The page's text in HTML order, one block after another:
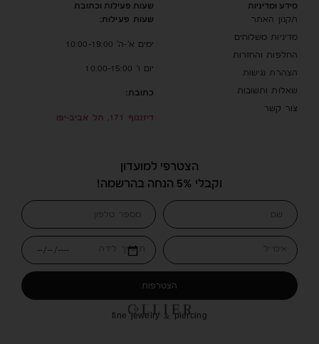
מידע ומדיניות
תקנון האתר
מדיניות משלוחים
החלפות והחזרות
הצהרת נגישות
שאלות ותשובות
צור קשר
שעות פעילות וכתובת
שעות פעילות:
ימים א’-ה’ 10:00-19:00
יום ו’ 10:00-15:00
כתובת:
דיזנגוף 171, תל אביב-יפו
הצטרפי למועדון
וקבלי 5% הנחה בהרשמה!
אימייל תאריך לידה
הצטרפות
fine jewelry & piercing